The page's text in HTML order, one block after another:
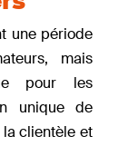
une période
mais
pour les
unique de
clientèle et